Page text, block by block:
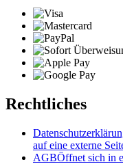
Rechtliches
auf eine externe
AGBÖffnet sich in